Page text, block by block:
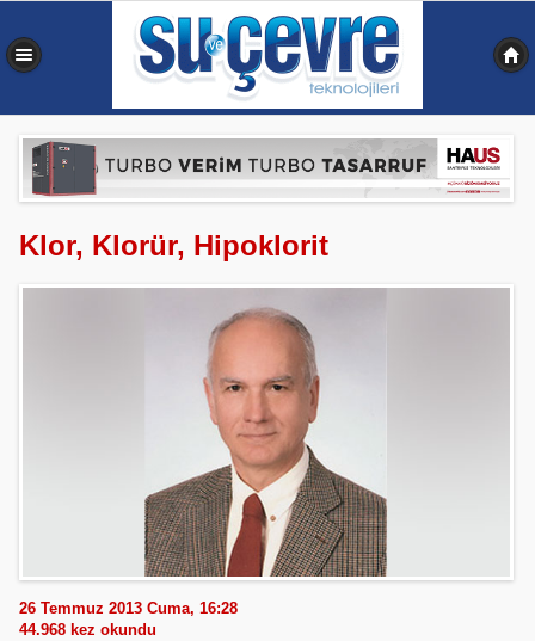
Klor, Klorür, Hipoklorit
26 Temmuz 2013 Cuma, 16:28
44.968 kez okundu
0,350 sn